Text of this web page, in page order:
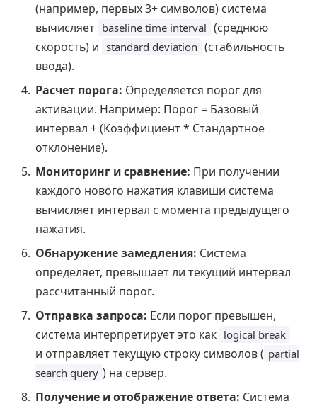
(например, первых 3+ символов) система
вычисляет baseline time interval (среднюю
скорость) и standard deviation (стабильность
ввода).
Расчет порога: Определяется порог для
активации. Например: Порог = Базовый
интервал + (Коэффициент * Стандартное
отклонение).
Мониторинг и сравнение: При получении
каждого нового нажатия клавиши система
вычисляет интервал с момента предыдущего
нажатия.
Обнаружение замедления: Система
определяет, превышает ли текущий интервал
рассчитанный порог.
Отправка запроса: Если порог превышен,
система интерпретирует это как logical break
и отправляет текущую строку символов ( partial
search query ) на сервер.
Получение и отображение ответа: Система